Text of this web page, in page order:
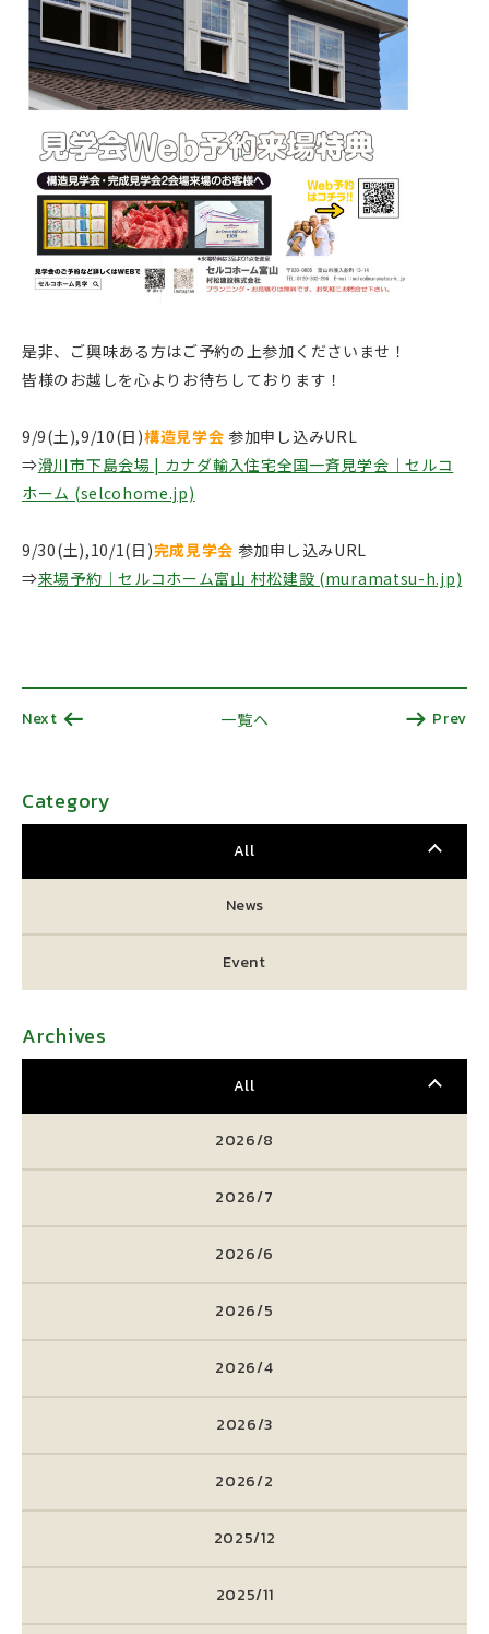
是非、ご興味ある方はご予約の上参加くださいませ！
皆様のお越しを心よりお待ちしております！
9/9(土),9/10(日)構造見学会 参加申し込みURL
⇒滑川市下島会場 | カナダ輸入住宅全国一斉見学会｜セルコ
ホーム (selcohome.jp)
9/30(土),10/1(日)完成見学会 参加申し込みURL
⇒来場予約｜セルコホーム富山 村松建設 (muramatsu-h.jp)
Next 一覧へ Prev
Category
All
News
Event
Archives
All
2026/8
2026/7
2026/6
2026/5
2026/4
2026/3
2026/2
2025/12
2025/11